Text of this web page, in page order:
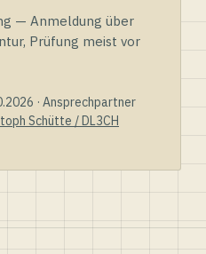
— Anmeldung über
Prüfung meist vor
· Ansprechpartner
Schütte / DL3CH